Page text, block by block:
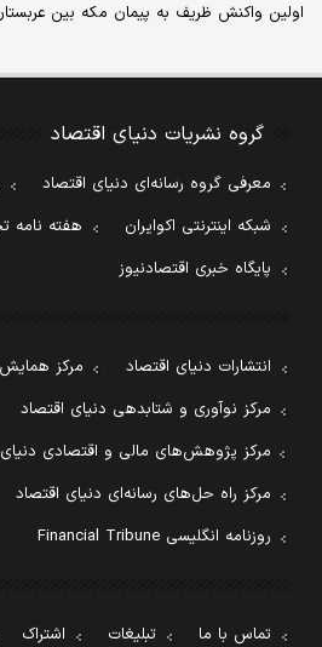
اولین واکنش ظریف به پیمان مکه بین
گروه نشریات دنیای اقتصاد
معرفی گروه رسانه‌ای دنیای اقتصاد
شبکه اینترنتی اکوایران
هفته نامه
پایگاه خبری اقتصادنیوز
انتشارات دنیای اقتصاد
مرکز
مرکز نوآوری و شتابدهی دنیای اقتصاد
مرکز پژوهش‌های مالی و اقتصادی دنیای
مرکز راه حل‌های رسانه‌ای دنیای اقتصاد
روزنامه انگلیسی Financial Tribune
تماس با ما تبلیغات اشتراک